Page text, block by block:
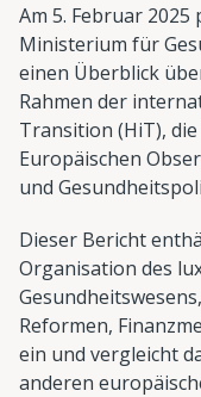
Am 5. Februar
Ministerium für
einen Überblick
Rahmen der
Transition (HiT),
Europäischen
und
Dieser Bericht
Organisation des
Reformen,
ein und vergleicht
anderen